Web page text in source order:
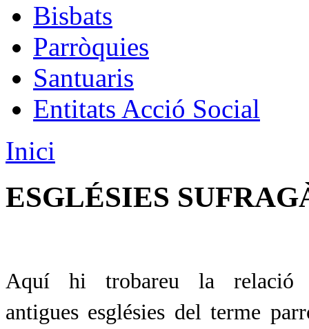
Bisbats
Parròquies
Santuaris
Entitats Acció Social
Inici
ESGLÉSIES
Aquí hi trobareu la relació
antigues esglésies del terme